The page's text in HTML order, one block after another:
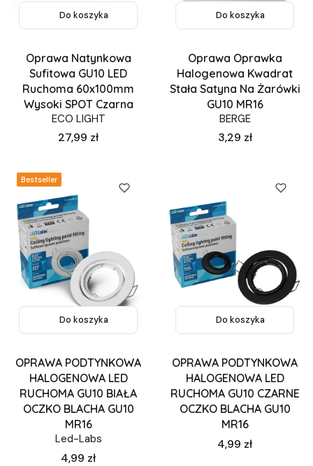
Do koszyka
Oprawa Natynkowa
Sufitowa GU10 LED
Ruchoma 60x100mm
Wysoki SPOT Czarna
ECO LIGHT
Cena
27,99 zł
Do koszyka
Oprawa Oprawka
Halogenowa Kwadrat
Stała Satyna Na Żarówki
GU10 MR16
BERGE
Cena
3,29 zł
Bestseller
Do koszyka
OPRAWA PODTYNKOWA
HALOGENOWA LED
RUCHOMA GU10 BIAŁA
OCZKO BLACHA GU10
MR16
Led-Labs
Cena
4,99 zł
Do koszyka
OPRAWA PODTYNKOWA
HALOGENOWA LED
RUCHOMA GU10 CZARNE
OCZKO BLACHA GU10
MR16
Cena
4,99 zł